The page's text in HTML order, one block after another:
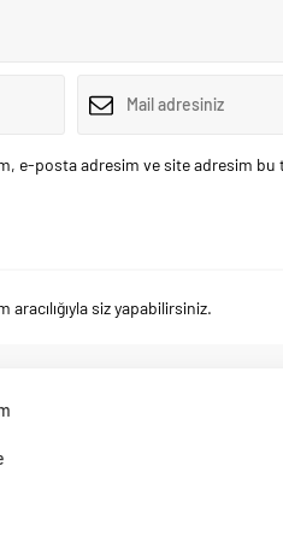
e-posta adresim ve site adresim bu
siz yapabilirsiniz.